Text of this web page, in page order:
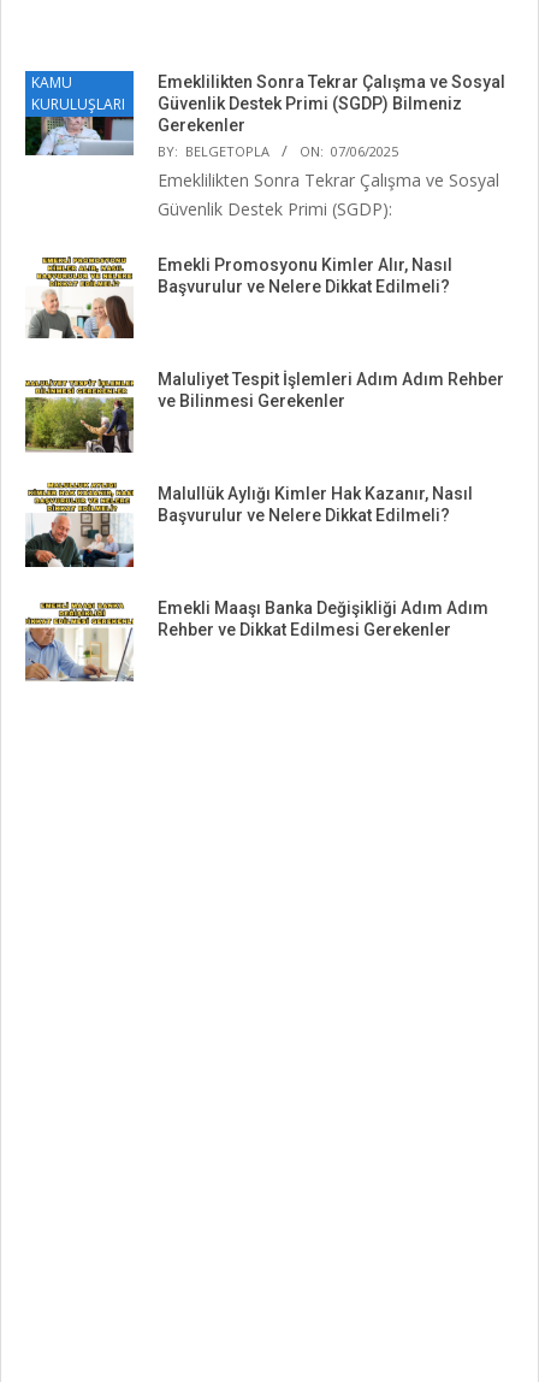
KAMU
KURULUŞLARI
Emeklilikten Sonra Tekrar Çalışma ve Sosyal
Güvenlik Destek Primi (SGDP) Bilmeniz
Gerekenler
BY: BELGETOPLA ON: 07/06/2025
Emeklilikten Sonra Tekrar Çalışma ve Sosyal
Güvenlik Destek Primi (SGDP):
Emekli Promosyonu Kimler Alır, Nasıl
Başvurulur ve Nelere Dikkat Edilmeli?
Maluliyet Tespit İşlemleri Adım Adım Rehber
ve Bilinmesi Gerekenler
Malullük Aylığı Kimler Hak Kazanır, Nasıl
Başvurulur ve Nelere Dikkat Edilmeli?
Emekli Maaşı Banka Değişikliği Adım Adım
Rehber ve Dikkat Edilmesi Gerekenler